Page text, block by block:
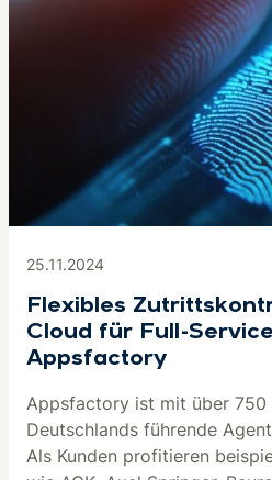
25.11.2024
Flexibles
Cloud für Full-
Appsfactory
Appsfactory ist mit über 750
Deutschlands führende
Als Kunden profitieren